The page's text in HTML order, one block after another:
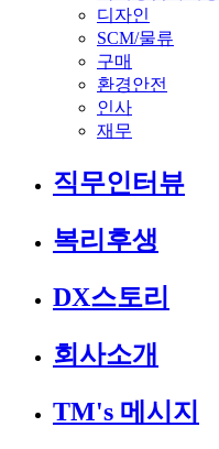
디자인
SCM/물류
구매
환경안전
인사
재무
직무인터뷰
복리후생
DX스토리
회사소개
TM's 메시지